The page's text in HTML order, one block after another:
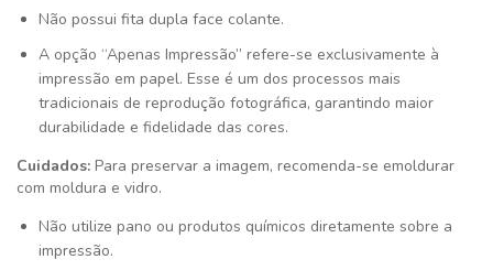
Não possui fita dupla face colante.
A opção “Apenas Impressão” refere-se exclusivamente à
impressão em papel. Esse é um dos processos mais
tradicionais de reprodução fotográfica, garantindo maior
durabilidade e fidelidade das cores.
Cuidados: Para preservar a imagem, recomenda-se emoldurar
com moldura e vidro.
Não utilize pano ou produtos químicos diretamente sobre a
impressão.